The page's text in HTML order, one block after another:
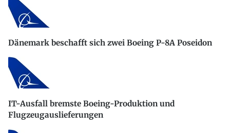
Dänemark beschafft sich zwei Boeing P-8A Poseidon
IT-Ausfall bremste Boeing-Produktion und
Flugzeugauslieferungen